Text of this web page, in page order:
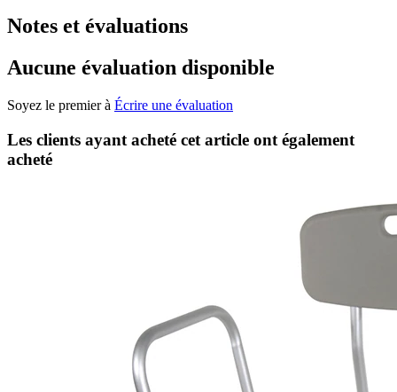
Notes et évaluations
Aucune évaluation disponible
Soyez le premier à Écrire une évaluation
Les clients ayant acheté cet article ont également
acheté